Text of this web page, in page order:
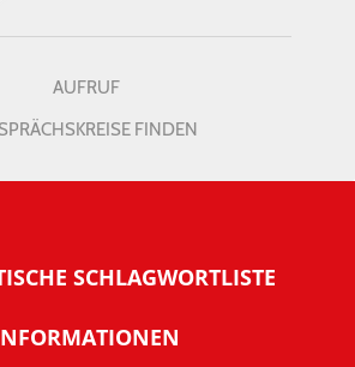
AUFRUF
FINDEN
SCHLAGWORTLISTE